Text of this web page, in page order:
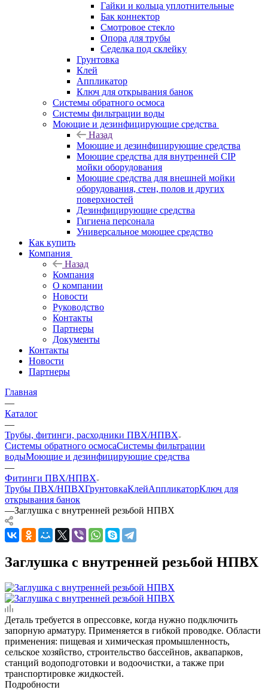
Гайки и кольца уплотнительные
Бак коннектор
Смотровое стекло
Опора для трубы
Седелка под склейку
Грунтовка
Клей
Аппликатор
Ключ для открывания банок
Системы обратного осмоса
Системы фильтрации воды
Моющие и дезинфицирующие средства
Назад
Моющие и дезинфицирующие средства
Моющие средства для внутренней CIP
мойки оборудования
Моющие средства для внешней мойки
оборудования, стен, полов и других
поверхностей
Дезинфицирующие средства
Гигиена персонала
Универсальное моющее средство
Как купить
Компания
Назад
Компания
О компании
Новости
Руководство
Контакты
Партнеры
Документы
Контакты
Новости
Партнеры
Главная
—
Каталог
—
Трубы, фитинги, расходники ПВХ/НПВХ
Системы обратного осмосаСистемы фильтрации
водыМоющие и дезинфицирующие средства
—
Фитинги ПВХ/НПВХ
Трубы ПВХ/НПВХГрунтовкаКлейАппликаторКлюч для
открывания банок
—Заглушка с внутренней резьбой НПВХ
Заглушка с внутренней резьбой НПВХ
Деталь требуется в опрессовке, когда нужно подключить
запорную арматуру. Применяется в гибкой проводке. Области
применения: пищевая и химическая промышленность,
сельское хозяйство, строительство бассейнов, аквапарков,
станций водоподготовки и водоочистки, а также при
транспортировке жидкостей.
Подробности